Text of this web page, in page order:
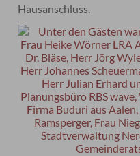
Hausanschluss.